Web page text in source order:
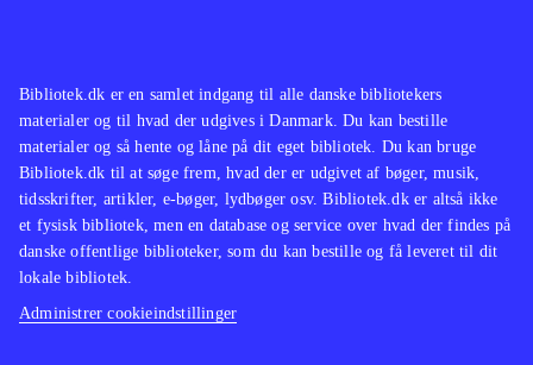
grafisk flotteste i serien .
Opsamlingen er et
anbefalelsesværdigt supplement,
specielt hvis man ikke allerede har
alle de 3 titler. Den grafiske
opdatering og ideen med 3 spil i én
boks kan dog alene retfærdiggøre
Bibliotek.dk er en samlet indgang til alle danske bibliotekers
materialer og til hvad der udgives i Danmark. Du kan bestille
materialer og så hente og låne på dit eget bibliotek. Du kan bruge
Bibliotek.dk til at søge frem, hvad der er udgivet af bøger, musik,
tidsskrifter, artikler, e-bøger, lydbøger osv. Bibliotek.dk er altså ikke
et fysisk bibliotek, men en database og service over hvad der findes på
danske offentlige biblioteker, som du kan bestille og få leveret til dit
lokale bibliotek.
Administrer cookieindstillinger